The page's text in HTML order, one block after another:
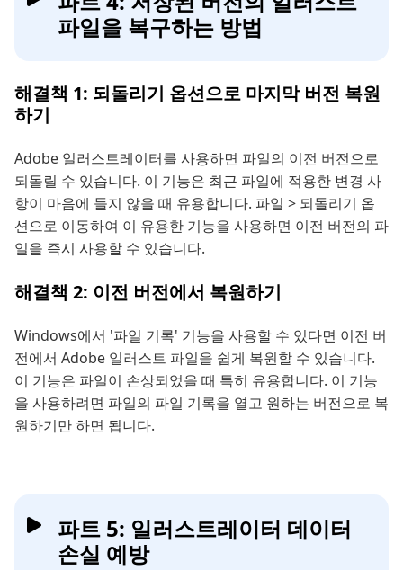
파일을 복구하는 방법
해결책 1: 되돌리기 옵션으로 마지막 버전 복원
하기
Adobe 일러스트레이터를 사용하면 파일의 이전 버전으로
되돌릴 수 있습니다. 이 기능은 최근 파일에 적용한 변경 사
항이 마음에 들지 않을 때 유용합니다. 파일 > 되돌리기 옵
션으로 이동하여 이 유용한 기능을 사용하면 이전 버전의 파
일을 즉시 사용할 수 있습니다.
해결책 2: 이전 버전에서 복원하기
Windows에서 '파일 기록' 기능을 사용할 수 있다면 이전 버
전에서 Adobe 일러스트 파일을 쉽게 복원할 수 있습니다.
이 기능은 파일이 손상되었을 때 특히 유용합니다. 이 기능
을 사용하려면 파일의 파일 기록을 열고 원하는 버전으로 복
원하기만 하면 됩니다.
파트 5: 일러스트레이터 데이터
손실 예방